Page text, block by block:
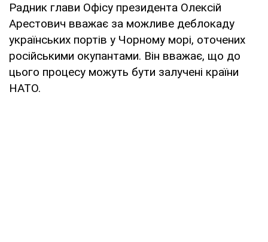
Радник глави Офісу президента Олексій
Арестович вважає за можливе деблокаду
українських портів у Чорному морі, оточених
російськими окупантами. Він вважає, що до
цього процесу можуть бути залучені країни
НАТО.